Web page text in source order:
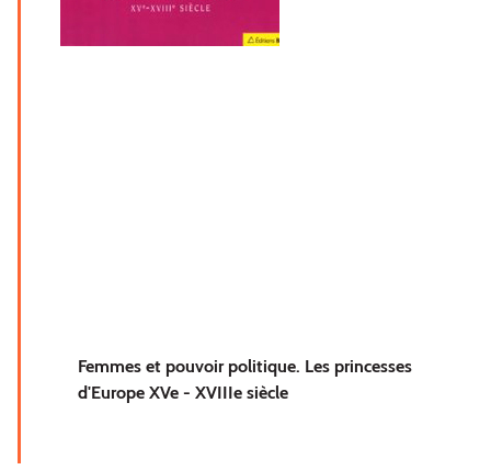
Femmes et pouvoir politique. Les princesses
d'Europe XVe - XVIIIe siècle